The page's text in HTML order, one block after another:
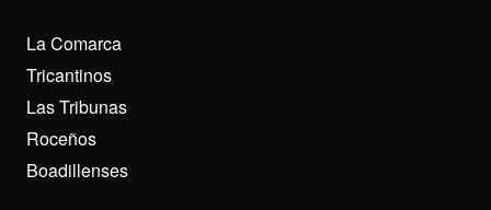
La Comarca
Tricantinos
Las Tribunas
Roceños
Boadillenses